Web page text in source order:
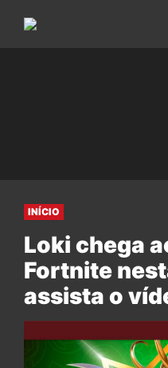
INÍCIO
Loki chega
Fortnite
assista o